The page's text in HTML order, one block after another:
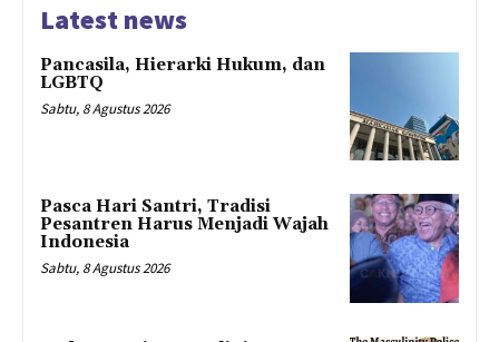
Latest news
Pancasila, Hierarki Hukum, dan
LGBTQ
Sabtu, 8 Agustus 2026
Pasca Hari Santri, Tradisi
Pesantren Harus Menjadi Wajah
Indonesia
Sabtu, 8 Agustus 2026